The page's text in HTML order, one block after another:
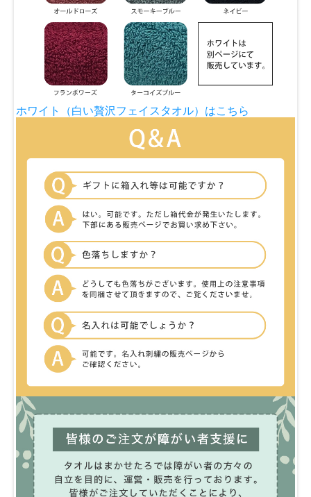
ホワイト（白い贅沢フェイスタオル）はこちら